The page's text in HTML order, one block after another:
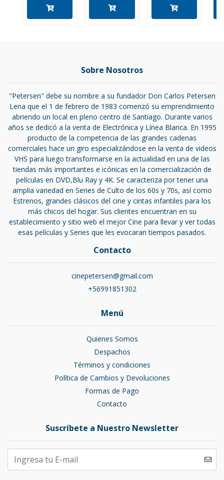
Sobre Nosotros
"Petersen" debe su nombre a su fundador Don Carlos Petersen
Lena que el 1 de febrero de 1983 comenzó su emprendimiento
abriendo un local en pleno centro de Santiago. Durante varios
años se dedicó a la venta de Electrónica y Línea Blanca. En 1995
producto de la competencia de las grandes cadenas
comerciales hace un giro especializándose en la venta de videos
VHS para luego transformarse en la actualidad en una de las
tiendas más importantes e icónicas en la comercialización de
películas en DVD,Blu Ray y 4K. Se caracteriza por tener una
amplia variedad en Series de Culto de los 60s y 70s, así como
Estrenos, grandes clásicos del cine y cintas infantiles para los
más chicos del hogar. Sus clientes encuentran en su
establecimiento y sitio web el mejor Cine para llevar y ver todas
esas películas y Series que les evocaran tiempos pasados.
Contacto
cinepetersen@gmail.com
+56991851302
Menú
Quienes Somos
Despachos
Términos y condiciones
Política de Cambios y Devoluciones
Formas de Pago
Contacto
Suscríbete a Nuestro Newsletter